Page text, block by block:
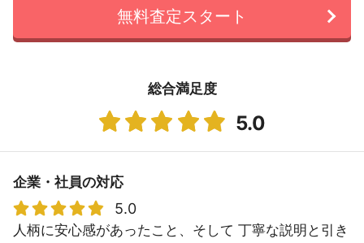
無料査定スタート
総合満足度
5.0
企業・社員の対応
5.0
人柄に安心感があったこと、そして 丁寧な説明と引き